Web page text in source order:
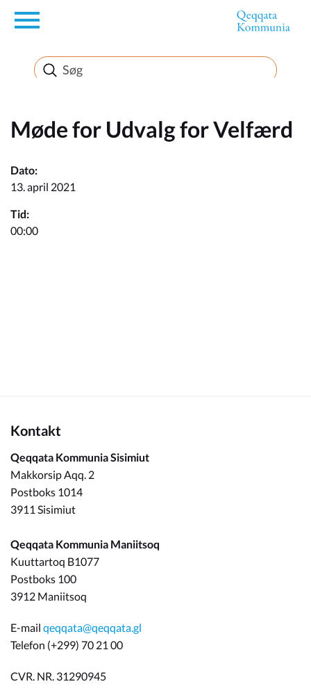
en
Borger
Erhverv
Politik
Turisme
Møde for Udvalg for Velfærd
Dato:
13. april 2021
Tid:
00:00
Kontakt
Qeqqata Kommunia Sisimiut
Makkorsip Aqq. 2
Postboks 1014
3911 Sisimiut
Qeqqata Kommunia Maniitsoq
Kuuttartoq B1077
Postboks 100
3912 Maniitsoq
E-mail qeqqata@qeqqata.gl
Telefon (+299) 70 21 00
CVR. NR. 31290945